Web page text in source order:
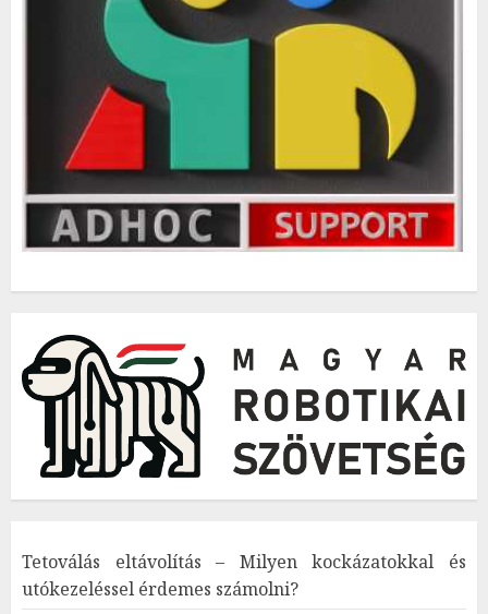
Tetoválás eltávolítás – Milyen kockázatokkal és
utókezeléssel érdemes számolni?